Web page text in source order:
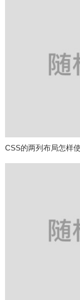
CSS的两列布局怎样